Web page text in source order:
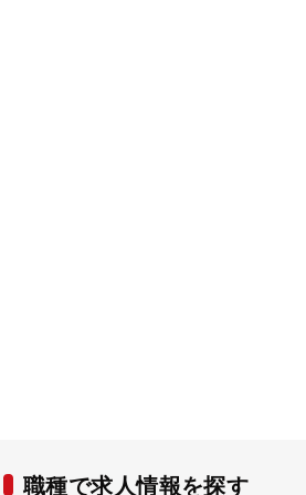
職種で求人情報を探す